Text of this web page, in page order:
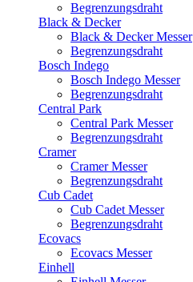
Begrenzungsdraht
Black & Decker
Black & Decker Messer
Begrenzungsdraht
Bosch Indego
Bosch Indego Messer
Begrenzungsdraht
Central Park
Central Park Messer
Begrenzungsdraht
Cramer
Cramer Messer
Begrenzungsdraht
Cub Cadet
Cub Cadet Messer
Begrenzungsdraht
Ecovacs
Ecovacs Messer
Einhell